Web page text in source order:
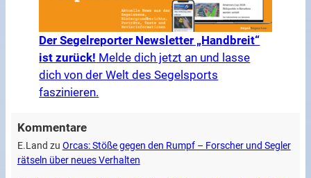
Der Segelreporter Newsletter „Handbreit“
ist zurück! Melde dich jetzt an und lasse
dich von der Welt des Segelsports
faszinieren.
Kommentare
E.Land zu Orcas: Stöße gegen den Rumpf – Forscher und Segler
rätseln über neues Verhalten